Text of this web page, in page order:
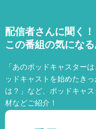
配信者さんに聞く！
この番組の気にな
「あのポッドキャスター
ッドキャストを始めたき
は？」など、 ポッドキャ
材などご紹介！